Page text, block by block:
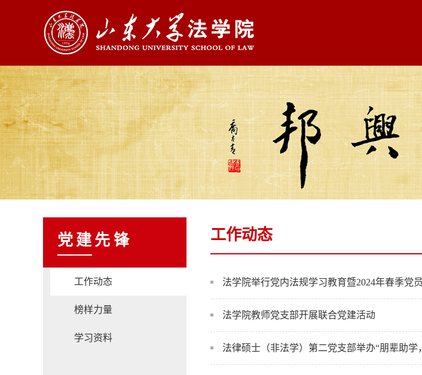
党建先锋
工作动态
榜样力量
学习资料
工作动态
法学院举行党内法规学习教育暨2024年春季党
法学院教师党支部开展联合党建活动
法律硕士（非法学）第二党支部举办“朋辈助